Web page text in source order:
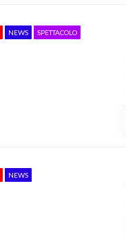
NEWS SPETTACOLO
NEWS